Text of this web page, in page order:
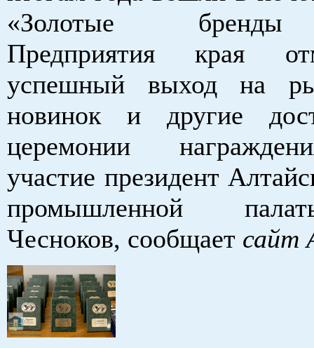
«Золотые
Предприятия края
успешный выход на
новинок и другие
церемонии
участие президент
промышленной
Чесноков, сообщает сайт